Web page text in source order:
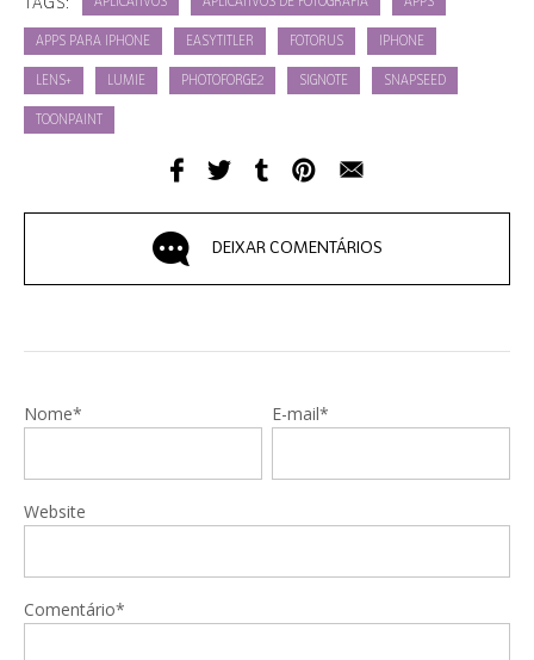
TAGS: APLICATIVOS APLICATIVOS DE FOTOGRAFIA APPS
APPS PARA IPHONE EASYTITLER FOTORUS IPHONE
LENS+ LUMIE PHOTOFORGE2 SIGNOTE SNAPSEED
TOONPAINT
DEIXAR COMENTÁRIOS
Nome* E-mail*
Website
Comentário*